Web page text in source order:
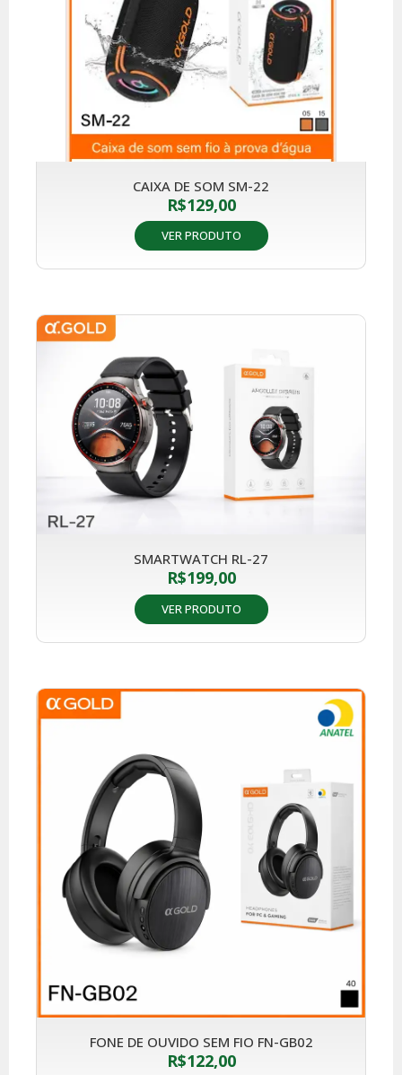
CAIXA DE SOM SM-22
R$129,00
VER PRODUTO
SMARTWATCH RL-27
R$199,00
VER PRODUTO
FONE DE OUVIDO SEM FIO FN-GB02
R$122,00